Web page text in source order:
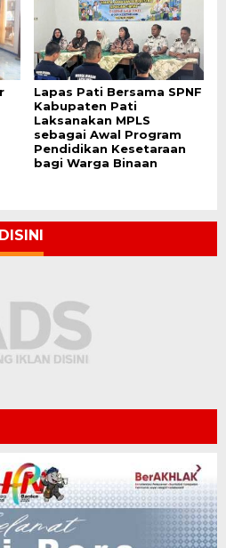
Lapas Pati Bersama SPNF
Kabupaten Pati
Laksanakan MPLS
sebagai Awal Program
Pendidikan Kesetaraan
bagi Warga Binaan